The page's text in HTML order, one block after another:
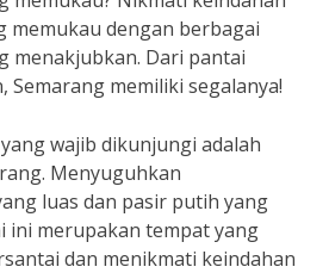
memukau dengan berbagai
menakjubkan. Dari pantai
memiliki segalanya!
wajib dikunjungi adalah
Menyuguhkan
luas dan pasir putih yang
ini merupakan tempat yang
dan menikmati keindahan